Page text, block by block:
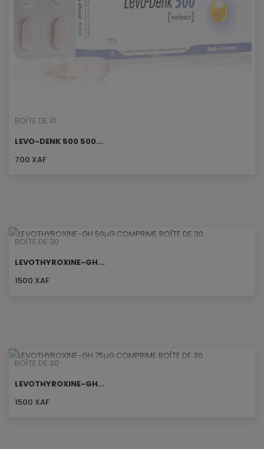
BOÎTE DE 10
LEVO-DENK 500 500...
700 XAF
BOÎTE DE 30
LEVOTHYROXINE-GH...
1500 XAF
BOÎTE DE 30
LEVOTHYROXINE-GH...
1500 XAF